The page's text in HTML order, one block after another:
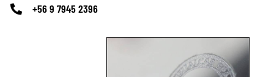
+56 9 7945 2396